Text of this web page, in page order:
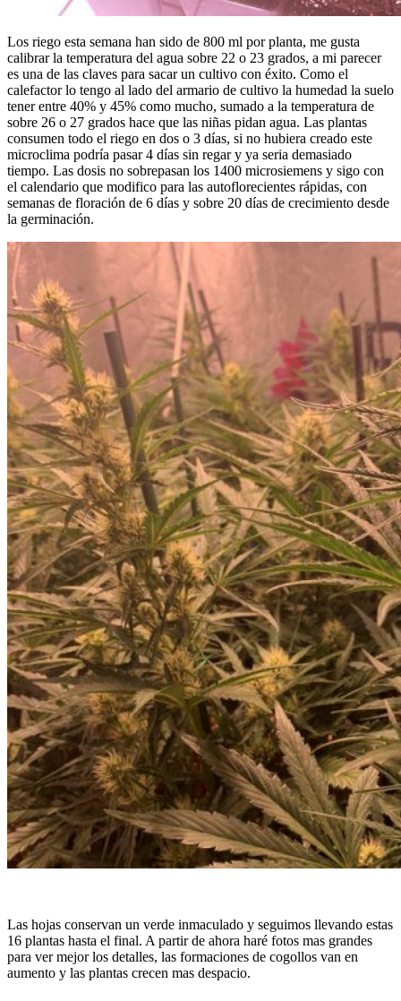
Los riego esta semana han sido de 800 ml por planta, me gusta
calibrar la temperatura del agua sobre 22 o 23 grados, a mi parecer
es una de las claves para sacar un cultivo con éxito. Como el
calefactor lo tengo al lado del armario de cultivo la humedad la suelo
tener entre 40% y 45% como mucho, sumado a la temperatura de
sobre 26 o 27 grados hace que las niñas pidan agua. Las plantas
consumen todo el riego en dos o 3 días, si no hubiera creado este
microclima podría pasar 4 días sin regar y ya seria demasiado
tiempo. Las dosis no sobrepasan los 1400 microsiemens y sigo con
el calendario que modifico para las autoflorecientes rápidas, con
semanas de floración de 6 días y sobre 20 días de crecimiento desde
la germinación.
Las hojas conservan un verde inmaculado y seguimos llevando estas
16 plantas hasta el final. A partir de ahora haré fotos mas grandes
para ver mejor los detalles, las formaciones de cogollos van en
aumento y las plantas crecen mas despacio.